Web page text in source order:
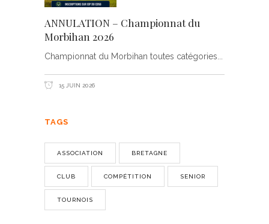
ANNULATION – Championnat du
Morbihan 2026
Championnat du Morbihan toutes catégories
15 JUIN 2026
TAGS
ASSOCIATION BRETAGNE
CLUB COMPÉTITION SENIOR
TOURNOIS